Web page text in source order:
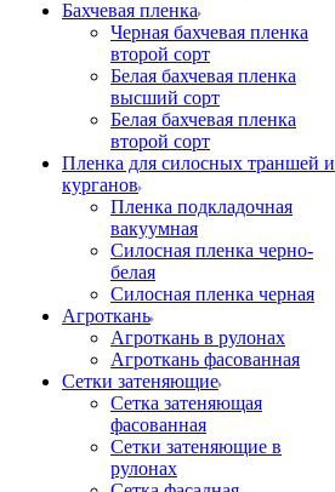
Бахчевая пленка
Черная бахчевая пленка
второй сорт
Белая бахчевая пленка
высший сорт
Белая бахчевая пленка
второй сорт
Пленка для силосных траншей и
курганов
Пленка подкладочная
вакуумная
Силосная пленка черно-
белая
Силосная пленка черная
Агроткань
Агроткань в рулонах
Агроткань фасованная
Сетки затеняющие
Сетка затеняющая
фасованная
Сетки затеняющие в
рулонах